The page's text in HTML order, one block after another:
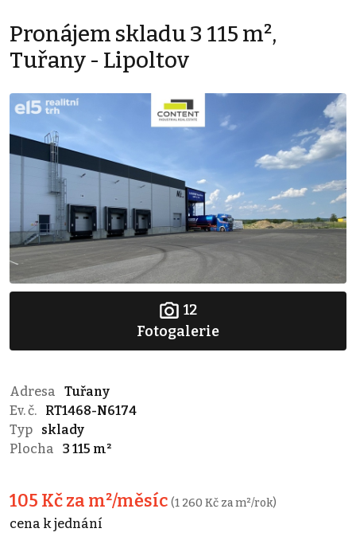
Pronájem skladu 3 115 m²,
Tuřany - Lipoltov
12
Fotogalerie
Adresa
Tuřany
Ev. č.
RT1468-N6174
Typ
sklady
Plocha
3 115 m²
105 Kč za m²/měsíc (1 260 Kč za m²/rok)
cena k jednání